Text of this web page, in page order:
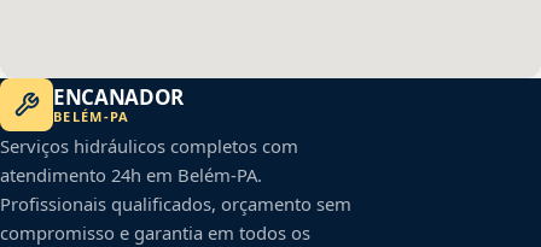
ENCANADOR
BELÉM-PA
Serviços hidráulicos completos com
atendimento 24h em Belém-PA.
Profissionais qualificados, orçamento sem
compromisso e garantia em todos os